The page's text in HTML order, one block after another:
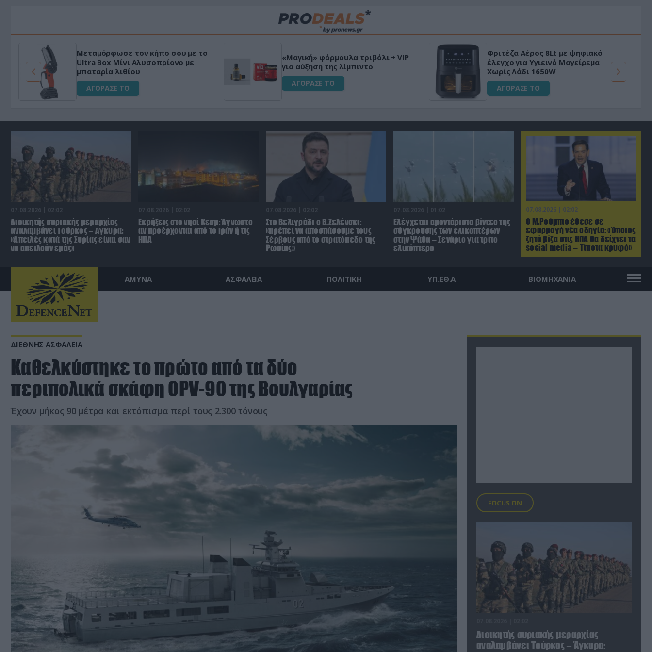
Μεταμόρφωσε τον κήπο σου με το
Ultra Box Μίνι Αλυσοπρίονο με
μπαταρία λιθίου
ΑΓΟΡΑΣΕ ΤΟ
«Μαγική» φόρμουλα τριβόλι + VIP
για αύξηση της λίμπιντο
ΑΓΟΡΑΣΕ ΤΟ
Φριτέζα Αέρος 8Lt με ψηφιακό
έλεγχο για Υγιεινό Μαγείρεμα
Χωρίς Λάδι 1650W
ΑΓΟΡΑΣΕ ΤΟ
07.08.2026 | 02:02
Ο Μ.Ρούμπιο έθεσε σε
εφαρμογή νέα οδηγία: «Όποιος
ζητά βίζα στις ΗΠΑ θα δείχνει τα
social media – Τίποτα κρυφό»
07.08.2026 | 02:02
Διοικητής συριακής μεραρχίας
αναλαμβάνει Τούρκος – Άγκυρα:
«Απειλές κατά της Συρίας είναι σαν
να απειλούν εμάς»
07.08.2026 | 02:02
Εκρήξεις στο νησί Κεσμ: Άγνωστο
αν προέρχονται από το Ιράν ή τις
ΗΠΑ
07.08.2026 | 02:02
Στο Βελιγράδι ο Β.Ζελένσκι:
«Πρέπει να αποσπάσουμε τους
Σέρβους από το στρατόπεδο της
Ρωσίας»
07.08.2026 | 01:02
Ελέγχεται αμοντάριστο βίντεο της
σύγκρουσης των ελικοπτέρων
στην Ψάθα – Σενάριο για τρίτο
ελικόπτερο
ΑΜΥΝΑ ΑΣΦΑΛΕΙΑ ΠΟΛΙΤΙΚΗ ΥΠ.ΕΘ.Α ΒΙΟΜΗΧΑΝΙΑ
ΔΙΕΘΝΗΣ ΑΣΦΑΛΕΙΑ
Καθελκύστηκε το πρώτο από τα δύο
περιπολικά σκάφη OPV-90 της Βουλγαρίας
Έχουν μήκος 90 μέτρα και εκτόπισμα περί τους 2.300 τόνους
FOCUS ON
Διοικητής συριακής μεραρχίας
αναλαμβάνει Τούρκος – Άγκυρα: